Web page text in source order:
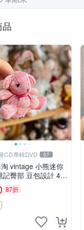
CD專輯DVD 57
vintage 小熊迷你
記臀部 豆包設計 4c
薦收藏 迷你豆包小
部、豆袋抱枕
87折